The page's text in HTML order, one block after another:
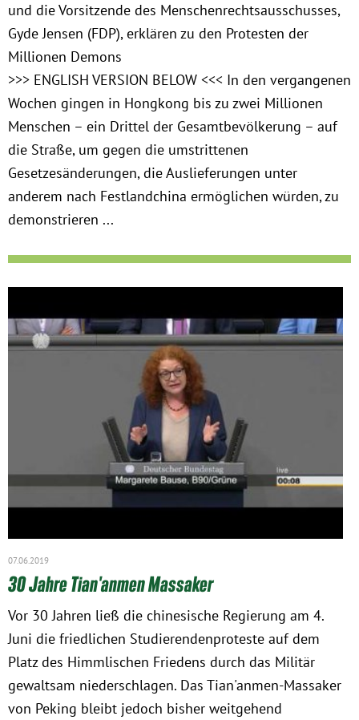
und die Vorsitzende des Menschenrechtsausschusses,
Gyde Jensen (FDP), erklären zu den Protesten der
Millionen Demons
>>> ENGLISH VERSION BELOW <<< In den vergangenen
Wochen gingen in Hongkong bis zu zwei Millionen
Menschen – ein Drittel der Gesamtbevölkerung – auf
die Straße, um gegen die umstrittenen
Gesetzesänderungen, die Auslieferungen unter
anderem nach Festlandchina ermöglichen würden, zu
demonstrieren ...
07.06.2019
30 Jahre Tian'anmen Massaker
Vor 30 Jahren ließ die chinesische Regierung am 4.
Juni die friedlichen Studierendenproteste auf dem
Platz des Himmlischen Friedens durch das Militär
gewaltsam niederschlagen. Das Tian'anmen-Massaker
von Peking bleibt jedoch bisher weitgehend